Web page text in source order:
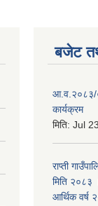
बजेट
आ.व.२०८३/
कार्यक्रम
मिति: Jul
राप्ती
मिति २०८३
आर्थिक वर्ष